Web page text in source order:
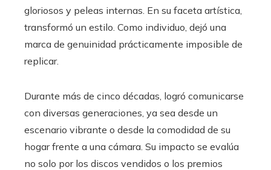
gloriosos y peleas internas. En su faceta artística,
transformó un estilo. Como individuo, dejó una
marca de genuinidad prácticamente imposible de
replicar.
Durante más de cinco décadas, logró comunicarse
con diversas generaciones, ya sea desde un
escenario vibrante o desde la comodidad de su
hogar frente a una cámara. Su impacto se evalúa
no solo por los discos vendidos o los premios